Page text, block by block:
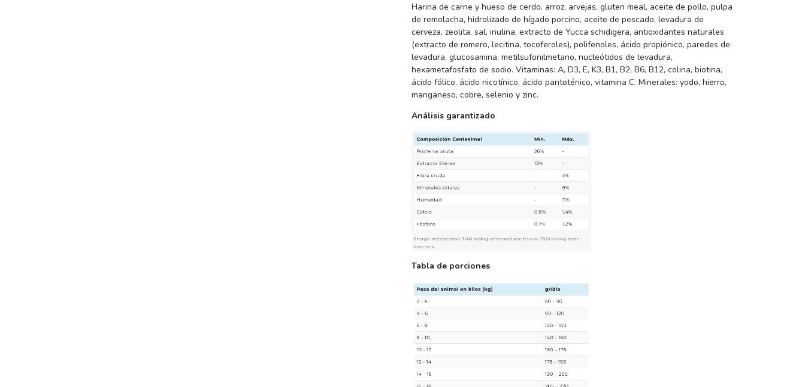
Harina de carne y hueso de cerdo, arroz, arvejas, gluten meal, aceite de pollo, pulpa
de remolacha, hidrolizado de hígado porcino, aceite de pescado, levadura de
cerveza, zeolita, sal, inulina, extracto de Yucca schidigera, antioxidantes naturales
(extracto de romero, lecitina, tocoferoles), polifenoles, ácido propiónico, paredes de
levadura, glucosamina, metilsufonilmetano, nucleótidos de levadura,
hexametafosfato de sodio. Vitaminas: A, D3, E, K3, B1, B2, B6, B12, colina, biotina,
ácido fólico, ácido nicotínico, ácido pantoténico, vitamina C. Minerales: yodo, hierro,
manganeso, cobre, selenio y zinc.
Análisis garantizado
Tabla de porciones